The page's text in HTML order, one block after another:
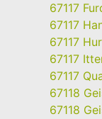
67117
67117
67117
67117
67117
67118
67118